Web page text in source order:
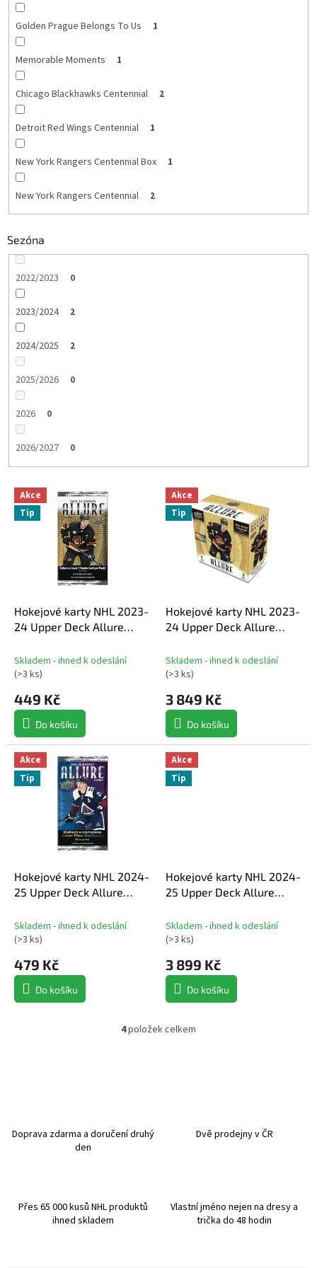
Golden Prague Belongs To Us 1
Memorable Moments 1
Chicago Blackhawks Centennial 2
Detroit Red Wings Centennial 1
New York Rangers Centennial Box 1
New York Rangers Centennial 2
Sezóna
2022/2023 0
2023/2024 2
2024/2025 2
2025/2026 0
2026 0
2026/2027 0
V
p
Akce
Tip
Hokejové karty NHL 2023-
24 Upper Deck Allure
Skladem - ihned k odeslání
(>3 ks)
449 Kč
Do košíku
Akce
Tip
Hokejové karty NHL 2023-
24 Upper Deck Allure
Skladem - ihned k odeslání
(>3 ks)
3 849 Kč
Do košíku
Akce
Tip
Hokejové karty NHL 2024-
25 Upper Deck Allure
Skladem - ihned k odeslání
(>3 ks)
479 Kč
Do košíku
Akce
Tip
Hokejové karty NHL 2024-
25 Upper Deck Allure
Skladem - ihned k odeslání
(>3 ks)
3 899 Kč
Do košíku
O
4položek celkem
Doprava zdarma a doručení druhý
den
Dvě prodejny v ČR
Přes 65 000 kusů NHL produktů
ihned skladem
Vlastní jméno nejen na dresy a
trička do 48 hodin